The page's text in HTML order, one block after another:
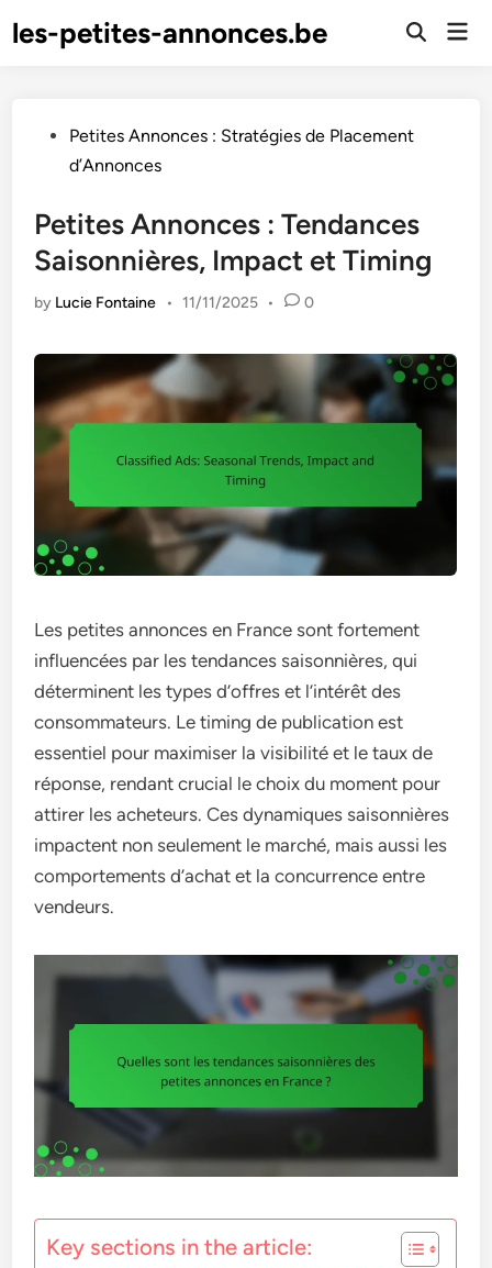
toles-petites-annonces.be
Open
PostedPetites Annonces : Stratégies de Placement
d’Annonces
Petites Annonces : Tendances
Saisonnières, Impact et Timing
by Lucie Fontaine • 11/11/2025 • 0
Les petites annonces en France sont fortement
influencées par les tendances saisonnières, qui
déterminent les types d’offres et l’intérêt des
consommateurs. Le timing de publication est
essentiel pour maximiser la visibilité et le taux de
réponse, rendant crucial le choix du moment pour
attirer les acheteurs. Ces dynamiques saisonnières
impactent non seulement le marché, mais aussi les
comportements d’achat et la concurrence entre
vendeurs.
Key sections in the article: